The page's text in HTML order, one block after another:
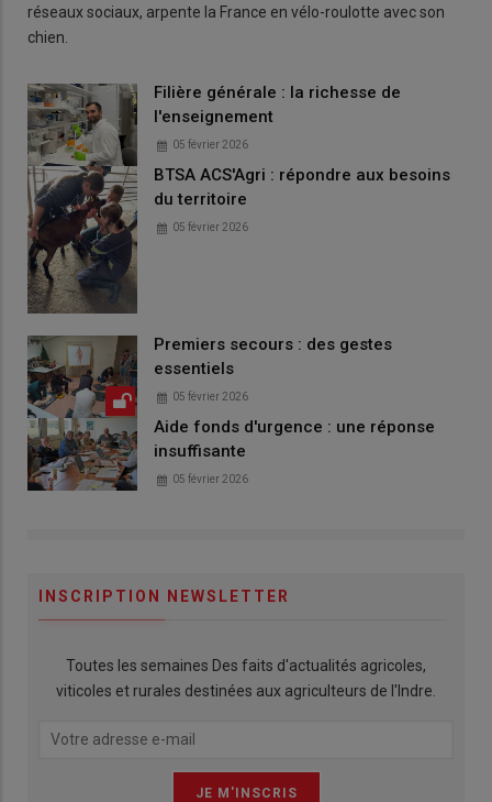
réseaux sociaux, arpente la France en vélo-roulotte avec son
chien.
Filière générale : la richesse de
l'enseignement
05 février 2026
BTSA ACS'Agri : répondre aux besoins
du territoire
05 février 2026
Premiers secours : des gestes
essentiels
05 février 2026
Aide fonds d'urgence : une réponse
insuffisante
05 février 2026
INSCRIPTION NEWSLETTER
Toutes les semaines Des faits d'actualités agricoles,
viticoles et rurales destinées aux agriculteurs de l'Indre.